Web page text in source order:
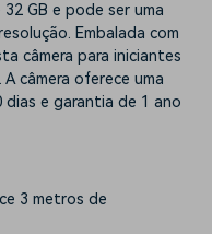
GB e pode ser uma
Embalada com
câmera para iniciantes
câmera oferece uma
e garantia de 1 ano
3 metros de